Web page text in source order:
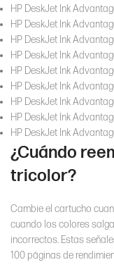
HP DeskJet Ink
HP DeskJet Ink
HP DeskJet Ink
HP DeskJet Ink
HP DeskJet Ink
HP DeskJet Ink
HP DeskJet Ink
HP DeskJet Ink
HP DeskJet Ink
¿Cuándo
tricolor?
Cambie el cartucho
cuando los colores
incorrectos. Estas
100 páginas de